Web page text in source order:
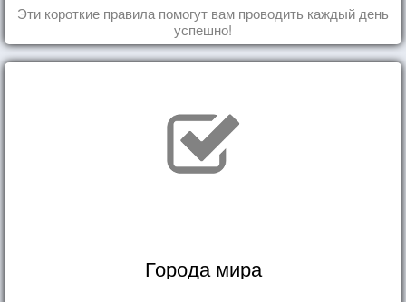
Эти короткие правила помогут вам проводить каждый день
успешно!
Города мира